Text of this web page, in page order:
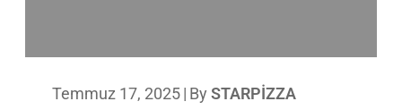
Temmuz 17, 2025| By STARPIZZA